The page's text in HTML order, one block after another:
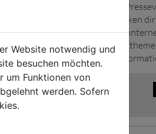
unseren
und schicken
Wunsch
und/oder
Website notwendig und
besuchen möchten.
um Funktionen von
werden. Sofern